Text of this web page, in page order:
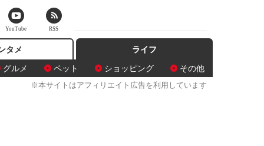
タメ
ライフ
グルメ
ペット ショッピング その他
※本サイトはアフィリエイト広告を利用しています
YouTube RSS